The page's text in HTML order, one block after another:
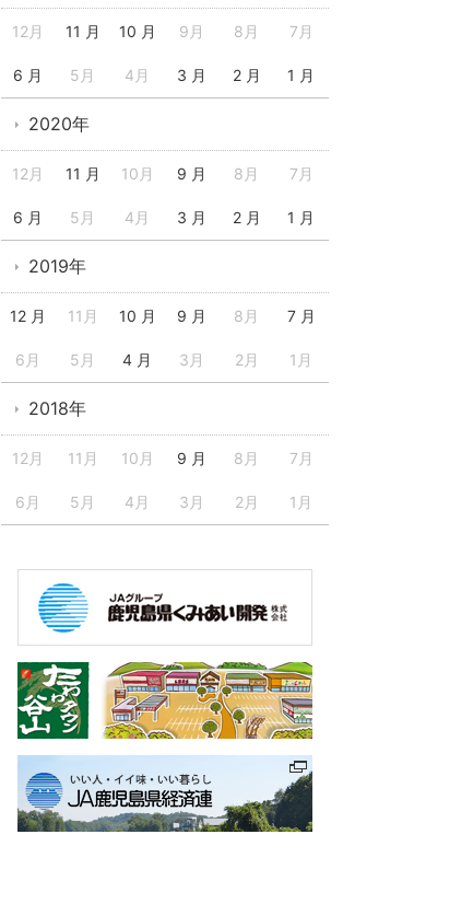
12月 11 月 10 月 9月 8月 7月
6 月 5月 4月 3 月 2 月 1 月
2020年
12月 11 月 10月 9 月 8月 7月
6 月 5月 4月 3 月 2 月 1 月
2019年
12 月 11月 10 月 9 月 8月 7 月
6月 5月 4 月 3月 2月 1月
2018年
12月 11月 10月 9 月 8月 7月
6月 5月 4月 3月 2月 1月